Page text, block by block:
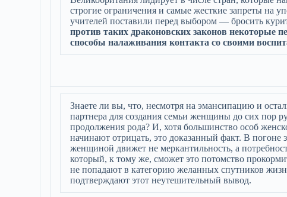
строгие ограничения и самые жесткие запреты на
учителей поставили перед выбором — бросить
против таких драконовских законов некоторые
способы налаживания контакта со своими
Знаете ли вы, что, несмотря на эмансипацию и
партнера для создания семьи женщины до сих пор
продолжения рода? И, хотя большинство особ
начинают отрицать, это доказанный факт. В
женщиной движет не меркантильность, а
который, к тому же, сможет это потомство
не попадают в категорию желанных спутников
подтверждают этот неутешительный вывод.